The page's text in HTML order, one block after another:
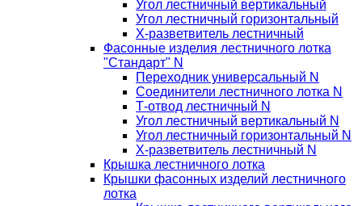
Угол лестничный вертикальный
Угол лестничный горизонтальный
Х-разветвитель лестничный
Фасонные изделия лестничного лотка
"Стандарт" N
Переходник универсальный N
Соединители лестничного лотка N
Т-отвод лестничный N
Угол лестничный вертикальный N
Угол лестничный горизонтальный N
Х-разветвитель лестничный N
Крышка лестничного лотка
Крышки фасонных изделий лестничного
лотка